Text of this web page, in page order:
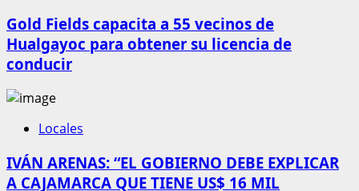
Gold Fields capacita a 55 vecinos de
Hualgayoc para obtener su licencia de
conducir
Locales
IVÁN ARENAS: “EL GOBIERNO DEBE EXPLICAR
A CAJAMARCA QUE TIENE US$ 16 MIL